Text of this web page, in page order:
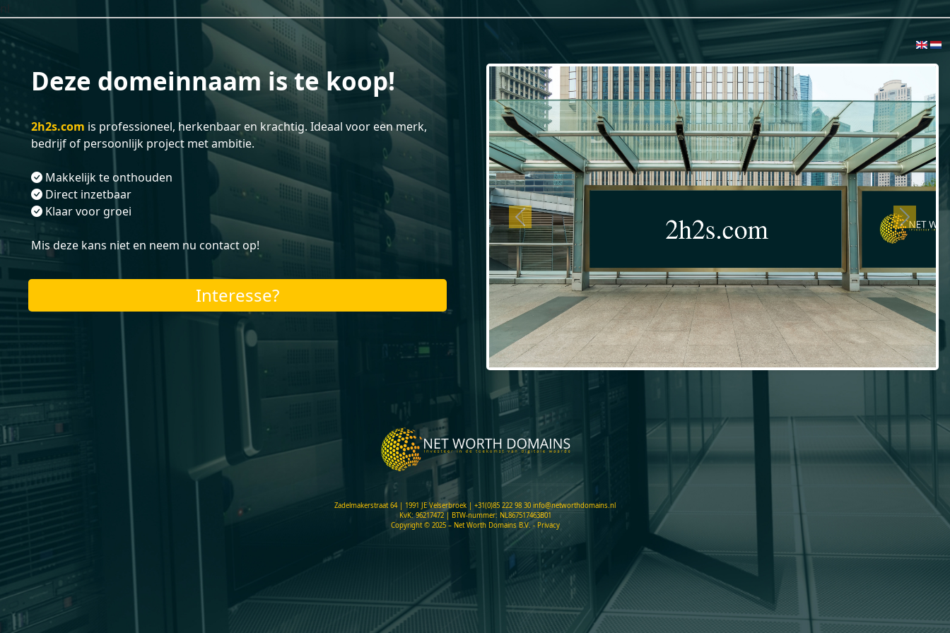
Deze domeinnaam is te koop!
2h2s.com is professioneel, herkenbaar en krachtig. Ideaal voor een merk,
bedrijf of persoonlijk project met ambitie.
Makkelijk te onthouden
Direct inzetbaar
Klaar voor groei
Mis deze kans niet en neem nu contact op!
Interesse?
Zadelmakerstraat 64 | 1991 JE Velserbroek | +31(0)85 222 98 30 info@networthdomains.nl
KvK: 96217472 | BTW-nummer: NL867517463B01
Copyright © 2025 – Net Worth Domains B.V. - Privacy